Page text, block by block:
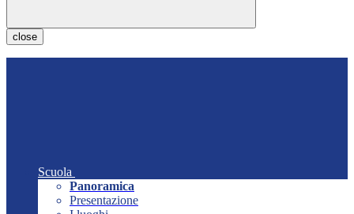
close
Scuola
Panoramica
Presentazione